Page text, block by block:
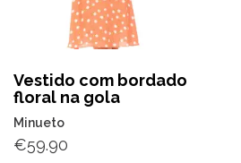
Vestido com bordado
floral na gola
Minueto
€59.90